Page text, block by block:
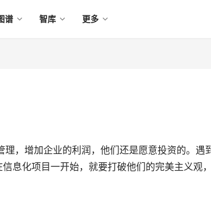
谱 智库 更多
，增加企业的利润，他们还是愿意投资的。遇
息化项目一开始，就要打破他们的完美主义观